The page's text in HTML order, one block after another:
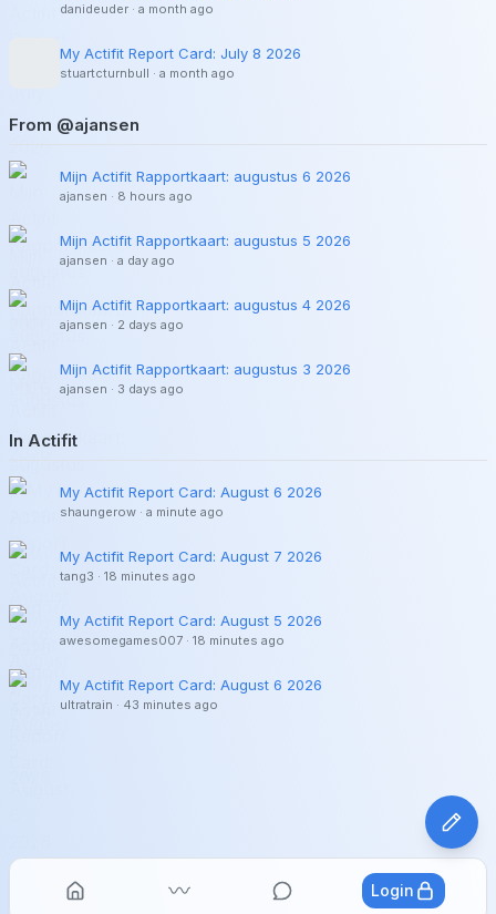
Login
danideuder · a month ago
My Actifit Report Card: July 8 2026
stuartcturnbull · a month ago
From @ajansen
Mijn Actifit Rapportkaart: augustus 6 2026
ajansen · 8 hours ago
Mijn Actifit Rapportkaart: augustus 5 2026
ajansen · a day ago
Mijn Actifit Rapportkaart: augustus 4 2026
ajansen · 2 days ago
Mijn Actifit Rapportkaart: augustus 3 2026
ajansen · 3 days ago
In Actifit
My Actifit Report Card: August 6 2026
shaungerow · a minute ago
My Actifit Report Card: August 7 2026
tang3 · 18 minutes ago
My Actifit Report Card: August 5 2026
awesomegames007 · 18 minutes ago
My Actifit Report Card: August 6 2026
ultratrain · 43 minutes ago